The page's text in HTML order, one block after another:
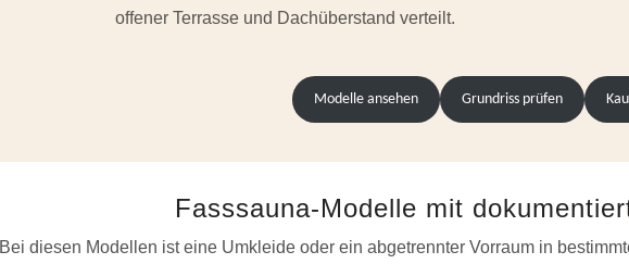
offener Terrasse und Dachüberstand verteilt.
Modelle ansehen Grundriss prüfen
Fasssauna-Modelle mit
Bei diesen Modellen ist eine Umkleide oder ein abgetrennter Vorraum in